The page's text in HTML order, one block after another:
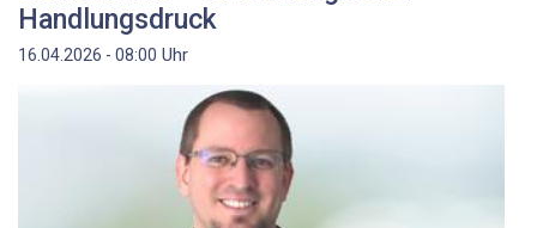
Handlungsdruck
16.04.2026 - 08:00 Uhr